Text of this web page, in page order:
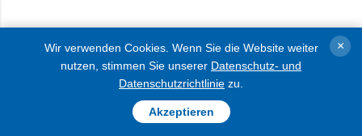
russischen Region Krasnodar und das Ölterminal
im vorübergehend besetzten Kertsch.
Wir verwenden Cookies. Wenn Sie die Website weiter
nutzen, stimmen Sie unserer Datenschutz- und
Datenschutzrichtlinie zu.
Akzeptieren
×